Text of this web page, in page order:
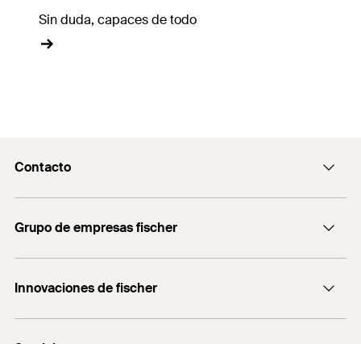
Sin duda, capaces de todo
Contacto
Recepcion@fischer.com.ar
+54 (11) 4721-7700
Grupo de empresas fischer
fischertechnik
Innovaciones de fischer